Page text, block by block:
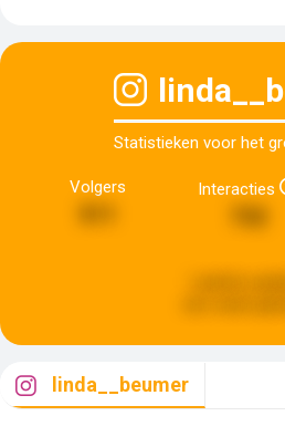
Statistieken voor het
Volgers Interacties
linda__beumer